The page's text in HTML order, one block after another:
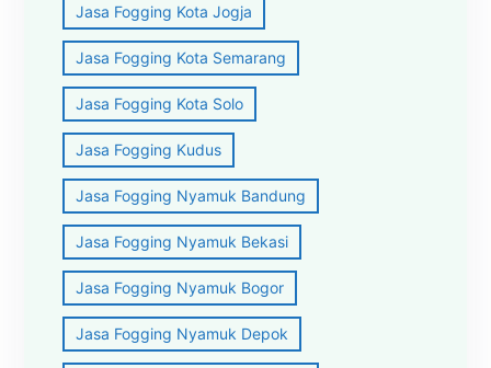
Jasa Fogging Kota Jogja
Jasa Fogging Kota Semarang
Jasa Fogging Kota Solo
Jasa Fogging Kudus
Jasa Fogging Nyamuk Bandung
Jasa Fogging Nyamuk Bekasi
Jasa Fogging Nyamuk Bogor
Jasa Fogging Nyamuk Depok